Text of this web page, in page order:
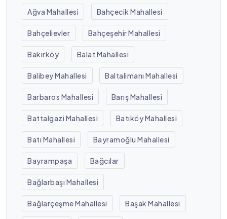
Ağva Mahallesi Bahçecik Mahallesi
Bahçelievler Bahçeşehir Mahallesi
Bakırköy Balat Mahallesi
Balibey Mahallesi Baltalimanı Mahallesi
Barbaros Mahallesi Barış Mahallesi
Battalgazi Mahallesi Batıköy Mahallesi
Batı Mahallesi Bayramoğlu Mahallesi
Bayrampaşa Bağcılar
Bağlarbaşı Mahallesi
Bağlarçeşme Mahallesi Başak Mahallesi